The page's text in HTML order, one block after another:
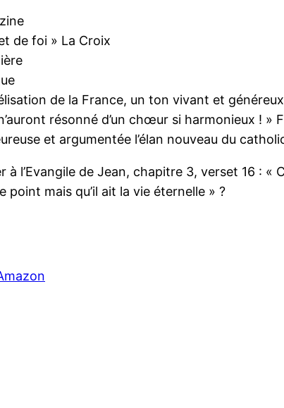
de foi » La Croix
de la France, un ton vivant et
résonné d’un chœur si harmonieux ! »
et argumentée l’élan nouveau du
à l’Evangile de Jean, chapitre 3, verset 16 : «
mais qu’il ait la vie éternelle » ?